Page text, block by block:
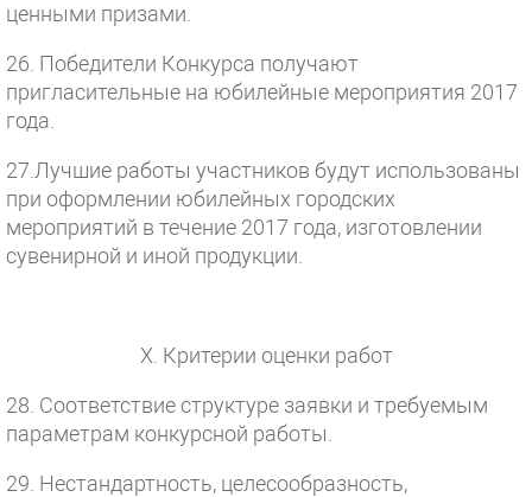
ценными призами.
26. Победители Конкурса получают
пригласительные на юбилейные мероприятия 2017
года.
27.Лучшие работы участников будут использованы
при оформлении юбилейных городских
мероприятий в течение 2017 года, изготовлении
сувенирной и иной продукции.
X. Критерии оценки работ
28. Соответствие структуре заявки и требуемым
параметрам конкурсной работы.
29. Нестандартность, целесообразность,